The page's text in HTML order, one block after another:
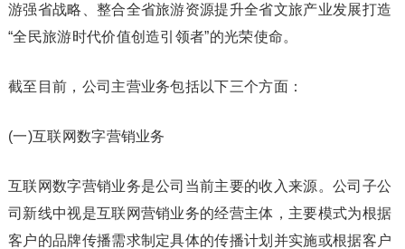
游强省战略、整合全省旅游资源提升全省文旅产业发展打造
“全民旅游时代价值创造引领者”的光荣使命。
截至目前，公司主营业务包括以下三个方面：
(一)互联网数字营销业务
互联网数字营销业务是公司当前主要的收入来源。公司子公
司新线中视是互联网营销业务的经营主体，主要模式为根据
客户的品牌传播需求制定具体的传播计划并实施或根据客户